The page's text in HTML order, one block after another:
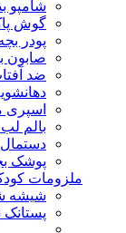
شامپو
گوش
پودر
صابون
ضد
اسپری
بالم
پوشک
ملزومات
شیشه
پستانک